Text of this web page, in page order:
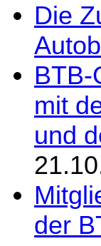
Die
BTB-
mit
und
der